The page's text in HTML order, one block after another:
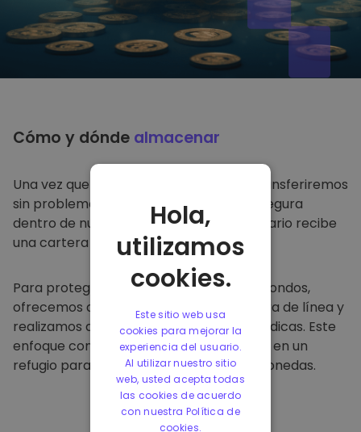
Cómo y dónde almacenar
Una vez que compre en
, lo transferiremos
sin problemas a su cartera dedicada y segura
dentro de nuestra plataforma. Cada usuario recibe
una cartera individual.
Para proteger a nuestros clientes y sus fondos,
ofrecemos almacenamiento seguro fuera de línea y
realizamos auditorías de seguridad periódicas. Este
enfoque convierte a nuestra plataforma en un
refugio para almacenar y otras criptomonedas.
Hola,
utilizamos
cookies.
Este sitio web usa
cookies para mejorar la
experiencia del usuario.
Al utilizar nuestro sitio
web, usted acepta todas
las cookies de acuerdo
con nuestra Política de
cookies.